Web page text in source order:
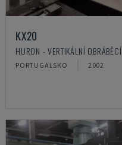
KX20
HURON - VERTIKÁLNÍ
PORTUGALSKO 2002